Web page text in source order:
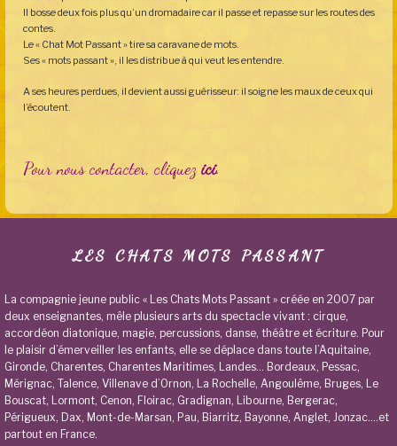
Il bosse deux fois plus qu’un dromadaire car il passe et repasse sur les routes des
contes.
Le « Chat Mot Passant » tire sa caravane de mots.
Ses « mots passant », il les distribue à qui veut les entendre.
A ses heures perdues, il devient aussi guérisseur: il soigne les maux de ceux qui
l’écoutent.
Pour nous contacter, cliquezici.
LES CHATS MOTS PASSANT
La compagnie jeune public « Les Chats Mots Passant » créée en 2007 par
deux enseignantes, mêle plusieurs arts du spectacle vivant : cirque,
accordéon diatonique, magie, percussions, danse, théâtre et écriture. Pour
le plaisir d’émerveiller les enfants, elle se déplace dans toute l’Aquitaine,
Gironde, Charentes, Charentes Maritimes, Landes… Bordeaux, Pessac,
Mérignac, Talence, Villenave d’Ornon, La Rochelle, Angoulême, Bruges, Le
Bouscat, Lormont, Cenon, Floirac, Gradignan, Libourne, Bergerac,
Périgueux, Dax, Mont-de-Marsan, Pau, Biarritz, Bayonne, Anglet, Jonzac….et
partout en France.